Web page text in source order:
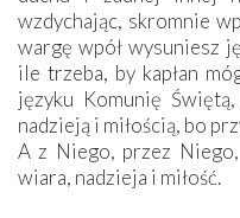
wzdychając, skromnie
wargę wpół wysuniesz
ile trzeba, by kapłan
języku Komunię
nadzieją i miłością, bo
A z Niego, przez
wiara, nadzieja i miłość.